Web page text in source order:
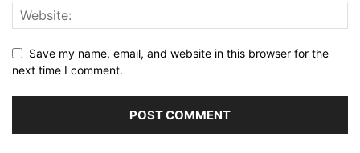
Save my name, email, and website in this browser for the
next time I comment.